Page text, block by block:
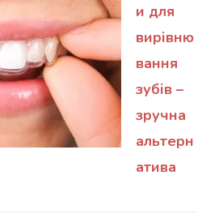
и для
вирівню
вання
зубів –
зручна
альтерн
атива